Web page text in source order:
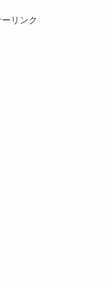
リンク